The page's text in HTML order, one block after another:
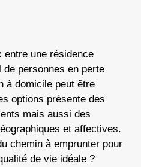
entre une résidence
de personnes en perte
à domicile peut être
options présente des
mais aussi des
et affectives.
chemin à emprunter pour
de vie idéale ?